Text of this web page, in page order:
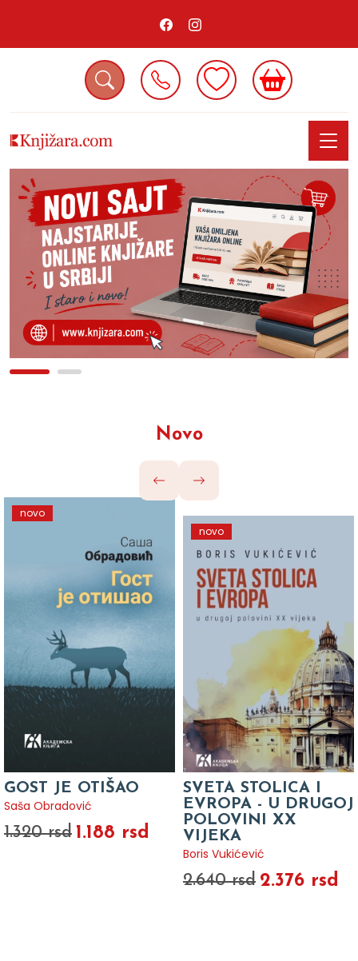
Novo
novo
GOST JE OTIŠAO
Saša Obradović
1.320 rsd 1.188 rsd
novo
SVETA STOLICA I
EVROPA - U DRUGOJ
POLOVINI XX
VIJEKA
Boris Vukićević
2.640 rsd 2.376 rsd